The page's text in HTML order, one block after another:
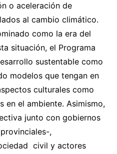
o aceleración de
al cambio climático.
como la era del
situación, el Programa
sustentable como
modelos que tengan en
culturales como
en el ambiente. Asimismo,
junto con gobiernos
,
civil y actores